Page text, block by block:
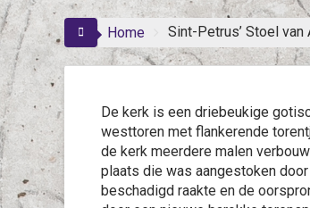
Home Sint-Petrus’ Stoel
De kerk is een driebeukige
westtoren met flankerende
de kerk meerdere malen
plaats die was aangestoken
beschadigd raakte en de